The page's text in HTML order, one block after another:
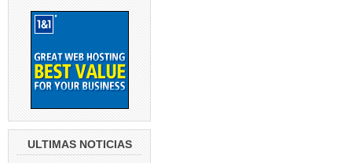
ULTIMAS NOTICIAS